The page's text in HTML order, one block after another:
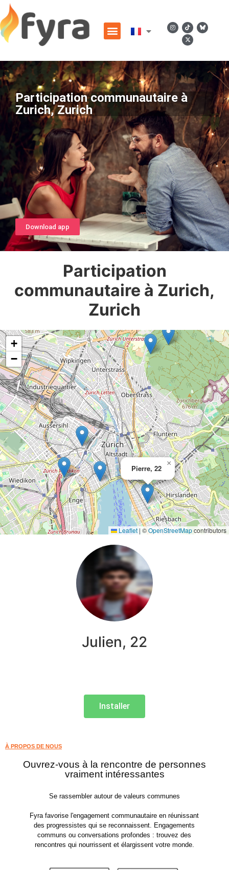
Participation communautaire à
Zurich, Zurich
Download app
Participation
communautaire à Zurich,
Zurich
Pierre, 22
×
+
−
Leaflet | ©OpenStreetMapcontributors
Julien, 22
Installer
À PROPOS DE NOUS
Ouvrez-vous à la rencontre de personnes
vraiment intéressantes
Se rassembler autour de valeurs communes
Fyra favorise l'engagement communautaire en réunissant
des progressistes qui se reconnaissent. Engagements
communs ou conversations profondes : trouvez des
rencontres qui nourrissent et élargissent votre monde.